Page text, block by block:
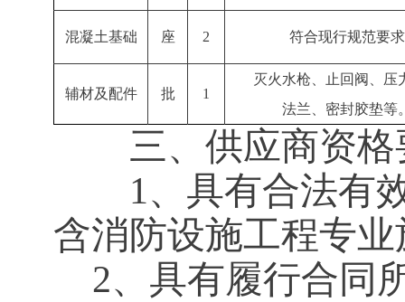
混凝土基础 座 2 符合现行规范要求
辅材及配件 批 1
灭火水枪、止回阀、压
法兰、密封胶垫等
三、供应商资格
1、具有合法有效
含消防设施工程专
2、具有履行合同